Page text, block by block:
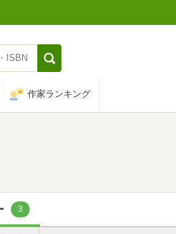
作家ランキング
3